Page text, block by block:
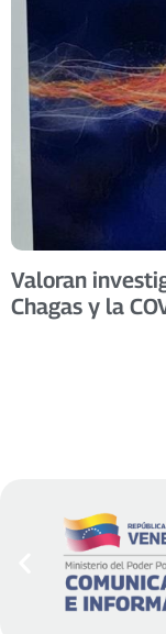
Valoran
Chagas y la